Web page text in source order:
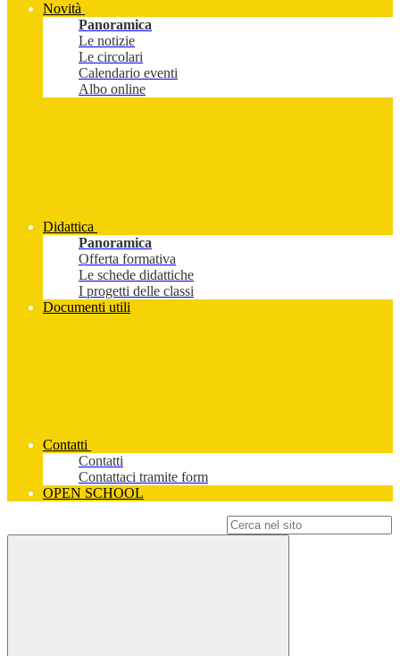
Novità
Panoramica
Le notizie
Le circolari
Calendario eventi
Albo online
Didattica
Panoramica
Offerta formativa
Le schede didattiche
I progetti delle classi
Documenti utili
Contatti
Contatti
Contattaci tramite form
OPEN SCHOOL